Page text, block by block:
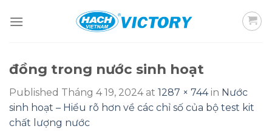
đồng trong nước sinh hoạt
Published Tháng 4 19, 2024at 1287 × 744in Nước
sinh hoạt – Hiểu rõ hơn về các chỉ số của bộ test kit
chất lượng nước